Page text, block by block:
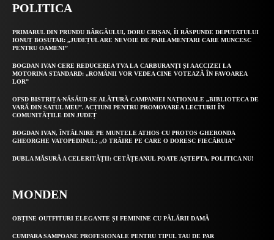
POLITICA
PRIMARUL DIN PRUNDU BÂRGĂULUI, DORU CRIȘAN, ÎI RĂSPUNDE DEPUTATULUI
IONUȚ BOȘUTAR: „JUDEȚUL ARE NEVOIE DE PARLAMENTARI CARE MUNCESC
PENTRU OAMENI”
BOGDAN IVAN CERE REDUCEREA TVA LA CARBURANȚI ȘI AACCIZEI LA
MOTORINA STANDARD: „ROMÂNII VOR VEDEA CINE VOTEAZĂ ÎN FAVOAREA
LOR”
OFSD BISTRIȚA-NĂSĂUD SE ALĂTURĂ CAMPANIEI NAȚIONALE „BIBLIOTECA DE
VARĂ DIN SATUL MEU”. ACȚIUNI PENTRU PROMOVAREA LECTURII ÎN
COMUNITĂȚILE DIN JUDEȚ
BOGDAN IVAN, ÎNTÂLNIRE PE MUNTELE ATHOS CU PROTOS GHERONDA
GHEORGHE VATOPEDINUL: „O TRĂIRE PE CARE O DORESC FIECĂRUIA”
DUBLA MĂSURĂ A CELERITĂȚII: CETĂȚEANUL POATE AȘTEPTA, POLITICA NU!
MONDEN
OBȚINE OUTFITURI ELEGANTE ȘI FEMININE CU PĂLĂRII DAMĂ
CUMPARA SAMPOANE PROFESIONALE PENTRU TIPUL TAU DE PAR